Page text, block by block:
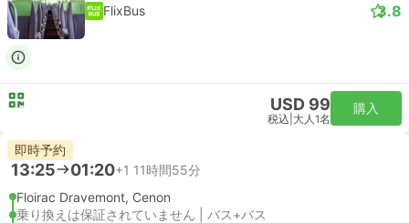
FlixBus 3.8
USD 99
税込 大人1名
購入
即時予約
13:25 01:20+1 11時間55分
Floirac Dravemont, Cenon
乗り換えは保証されていません | バス+バス